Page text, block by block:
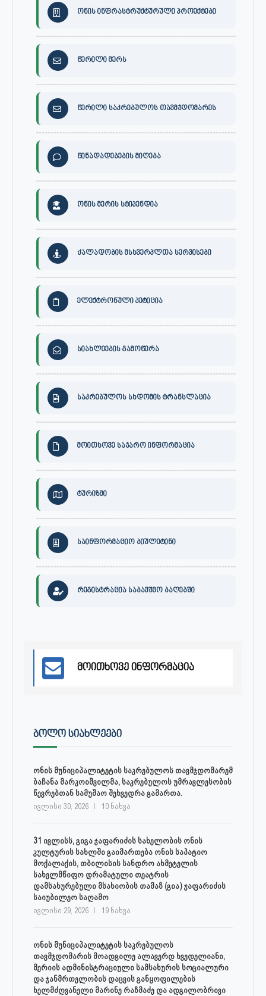
ონის ინფრასტრუქტურული პროექტები
წერილი მერს
წერილი საკრებულოს თავმჯდომარეს
წინადადებების მიღება
ონის მერის სტიპენდია
ძალადობის მსხვერპლთა სერვისები
ელექტრონული პეტიცია
სიახლეების გამოწერა
საკრებულოს სხდომის ტრანსლაცია
მოითხოვე საჯარო ინფორმაცია
ტურიზმი
საინფორმაციო ბიულეტინი
რეგისტრაცია საბავშვო ბაღებში
მოითხოვე ინფორმაცია
ᲑᲝᲚᲝ ᲡᲘᲐᲮᲚᲔᲔᲑᲘ
ონის მუნიციპალიტეტის საკრებულოს თავმჯდომარემ
ბაჩანა მარკოიშვილმა, საკრებულოს უმრავლესობის
წევრებთან სამუშაო შეხვედრა გამართა.
ივლისი 30, 2026 10 ნახვა
31 ივლისს, გიგა ჯაფარიძის სახელობის ონის
კულტურის სახლში გაიმართება ონის საპატიო
მოქალაქის, თბილისის სანდრო ახმეტელის
სახელმწიფო დრამატული თეატრის
დამსახურებული მსახიობის თამაზ (გია) ჯაფარიძის
საიუბილეო საღამო
ივლისი 29, 2026 19 ნახვა
ონის მუნიციპალიტეტის საკრებულოს
თავმჯდომარის მოადგილე ალავერდ ხვედელიანი,
მერიის ადმინისტრაციული სამსახურის სოციალური
და ჯანმრთელობის დაცვის განყოფილების
ხელმძღვანელი მარინე რაზმაძე და ადგილობრივი